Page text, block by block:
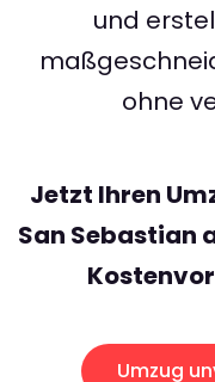
und
ohne
Jetzt Ihren
San Sebastian
Umzug